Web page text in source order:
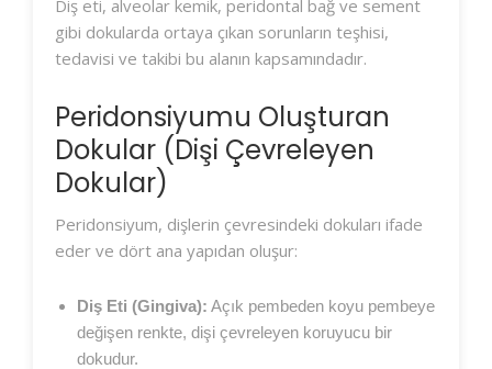
Diş eti, alveolar kemik, peridontal bağ ve sement
gibi dokularda ortaya çıkan sorunların teşhisi,
tedavisi ve takibi bu alanın kapsamındadır.
Peridonsiyumu Oluşturan
Dokular (Dişi Çevreleyen
Dokular)
Peridonsiyum, dişlerin çevresindeki dokuları ifade
eder ve dört ana yapıdan oluşur:
Diş Eti (Gingiva): Açık pembeden koyu pembeye
değişen renkte, dişi çevreleyen koruyucu bir
dokudur.